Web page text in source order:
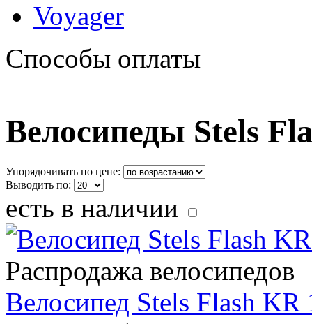
Voyager
Способы оплаты
Велосипеды Stels
Упорядочивать по цене:
Выводить по:
есть в наличии
Распродажа велосипедов
Велосипед Stels Flash